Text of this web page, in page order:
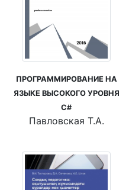
ПРОГРАММИРОВАНИЕ НА
ЯЗЫКЕ ВЫСОКОГО УРОВНЯ
C#
Павловская Т.А.